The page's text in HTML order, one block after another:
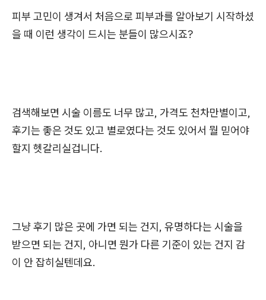
피부 고민이 생겨서 처음으로 피부과를 알아보기 시작하셨
을 때 이런 생각이 드시는 분들이 많으시죠?
검색해보면 시술 이름도 너무 많고, 가격도 천차만별이고,
후기는 좋은 것도 있고 별로였다는 것도 있어서 뭘 믿어야
할지 헷갈리실겁니다.
그냥 후기 많은 곳에 가면 되는 건지, 유명하다는 시술을
받으면 되는 건지, 아니면 뭔가 다른 기준이 있는 건지 감
이 안 잡히실텐데요.